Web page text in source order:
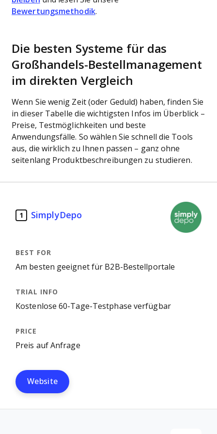
Bewertungsmethodik.
Die besten Systeme für das
Großhandels-Bestellmanagement
im direkten Vergleich
Wenn Sie wenig Zeit (oder Geduld) haben, finden Sie
in dieser Tabelle die wichtigsten Infos im Überblick –
Preise, Testmöglichkeiten und beste
Anwendungsfälle. So wählen Sie schnell die Tools
aus, die wirklich zu Ihnen passen – ganz ohne
seitenlang Produktbeschreibungen zu studieren.
1 SimplyDepo
Am besten geeignet für B2B-Bestellportale
Kostenlose 60-Tage-Testphase verfügbar
Preis auf Anfrage
Website